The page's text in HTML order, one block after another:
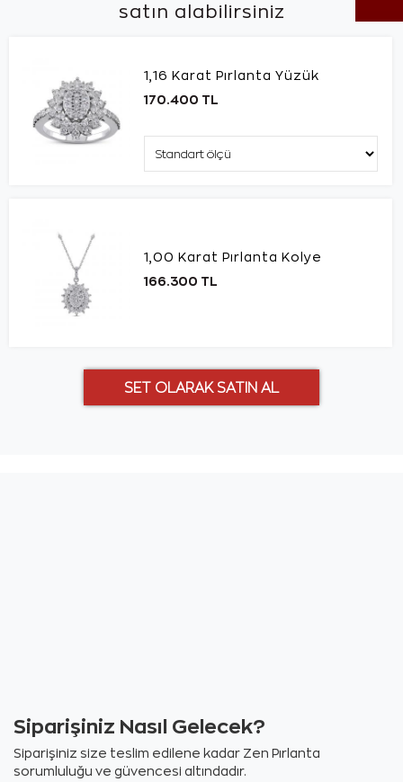
satın alabilirsiniz
1,16 Karat Pırlanta Yüzük
170.400 TL
1,00 Karat Pırlanta Kolye
166.300 TL
Siparişiniz Nasıl Gelecek?
Siparişiniz size teslim edilene kadar Zen Pırlanta
sorumluluğu ve güvencesi altındadır.